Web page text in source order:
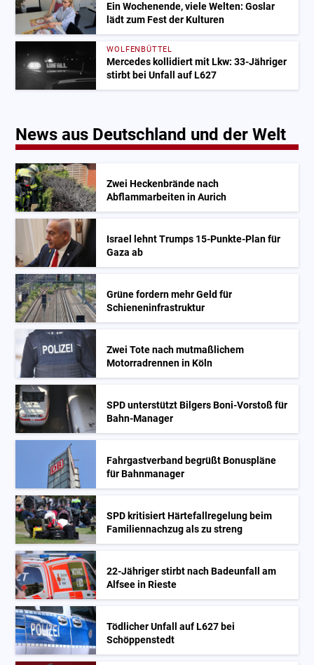
Ein Wochenende, viele Welten: Goslar
lädt zum Fest der Kulturen
WOLFENBÜTTEL
Mercedes kollidiert mit Lkw: 33-Jähriger
stirbt bei Unfall auf L627
News aus Deutschland und der Welt
Zwei Heckenbrände nach
Abflammarbeiten in Aurich
Israel lehnt Trumps 15-Punkte-Plan für
Gaza ab
Grüne fordern mehr Geld für
Schieneninfrastruktur
Zwei Tote nach mutmaßlichem
Motorradrennen in Köln
SPD unterstützt Bilgers Boni-Vorstoß für
Bahn-Manager
Fahrgastverband begrüßt Bonuspläne
für Bahnmanager
SPD kritisiert Härtefallregelung beim
Familiennachzug als zu streng
22-Jähriger stirbt nach Badeunfall am
Alfsee in Rieste
Tödlicher Unfall auf L627 bei
Schöppenstedt